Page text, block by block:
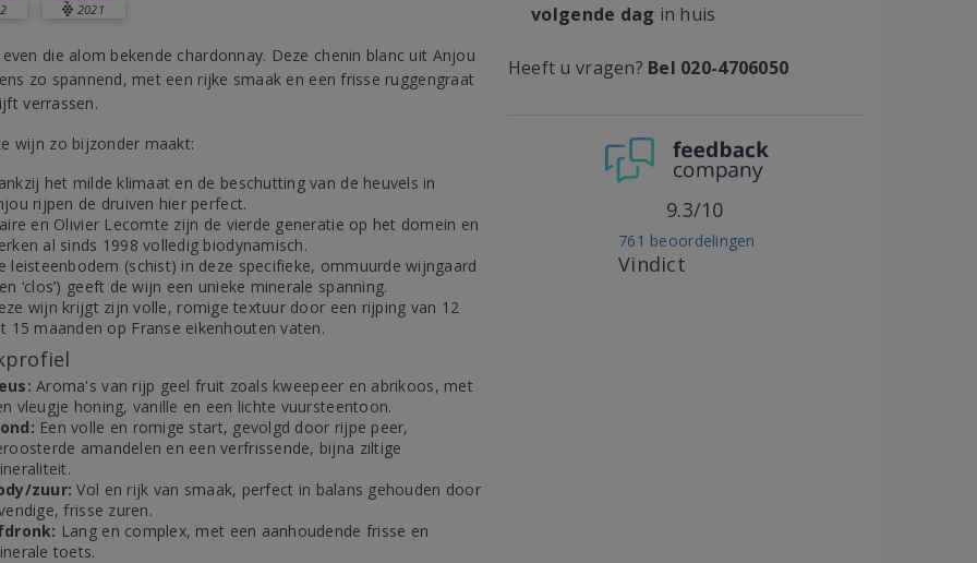
2021
die alom bekende chardonnay. Deze chenin blanc uit Anjou
zo spannend, met een rijke smaak en een frisse ruggengraat
verrassen.
wijn zo bijzonder maakt:
het milde klimaat en de beschutting van de heuvels in
rijpen de druiven hier perfect.
en Olivier Lecomte zijn de vierde generatie op het domein en
al sinds 1998 volledig biodynamisch.
leisteenbodem (schist) in deze specifieke, ommuurde wijngaard
‘clos’) geeft de wijn een unieke minerale spanning.
wijn krijgt zijn volle, romige textuur door een rijping van 12
15 maanden op Franse eikenhouten vaten.
Aroma's van rijp geel fruit zoals kweepeer en abrikoos, met
vleugje honing, vanille en een lichte vuursteentoon.
Een volle en romige start, gevolgd door rijpe peer,
amandelen en een verfrissende, bijna ziltige
zuur: Vol en rijk van smaak, perfect in balans gehouden door
frisse zuren.
Lang en complex, met een aanhoudende frisse en
toets.
volgende dag in huis
Heeft u vragen? Bel 020-4706050
Vindict
761 beoordelingen
9.3/10